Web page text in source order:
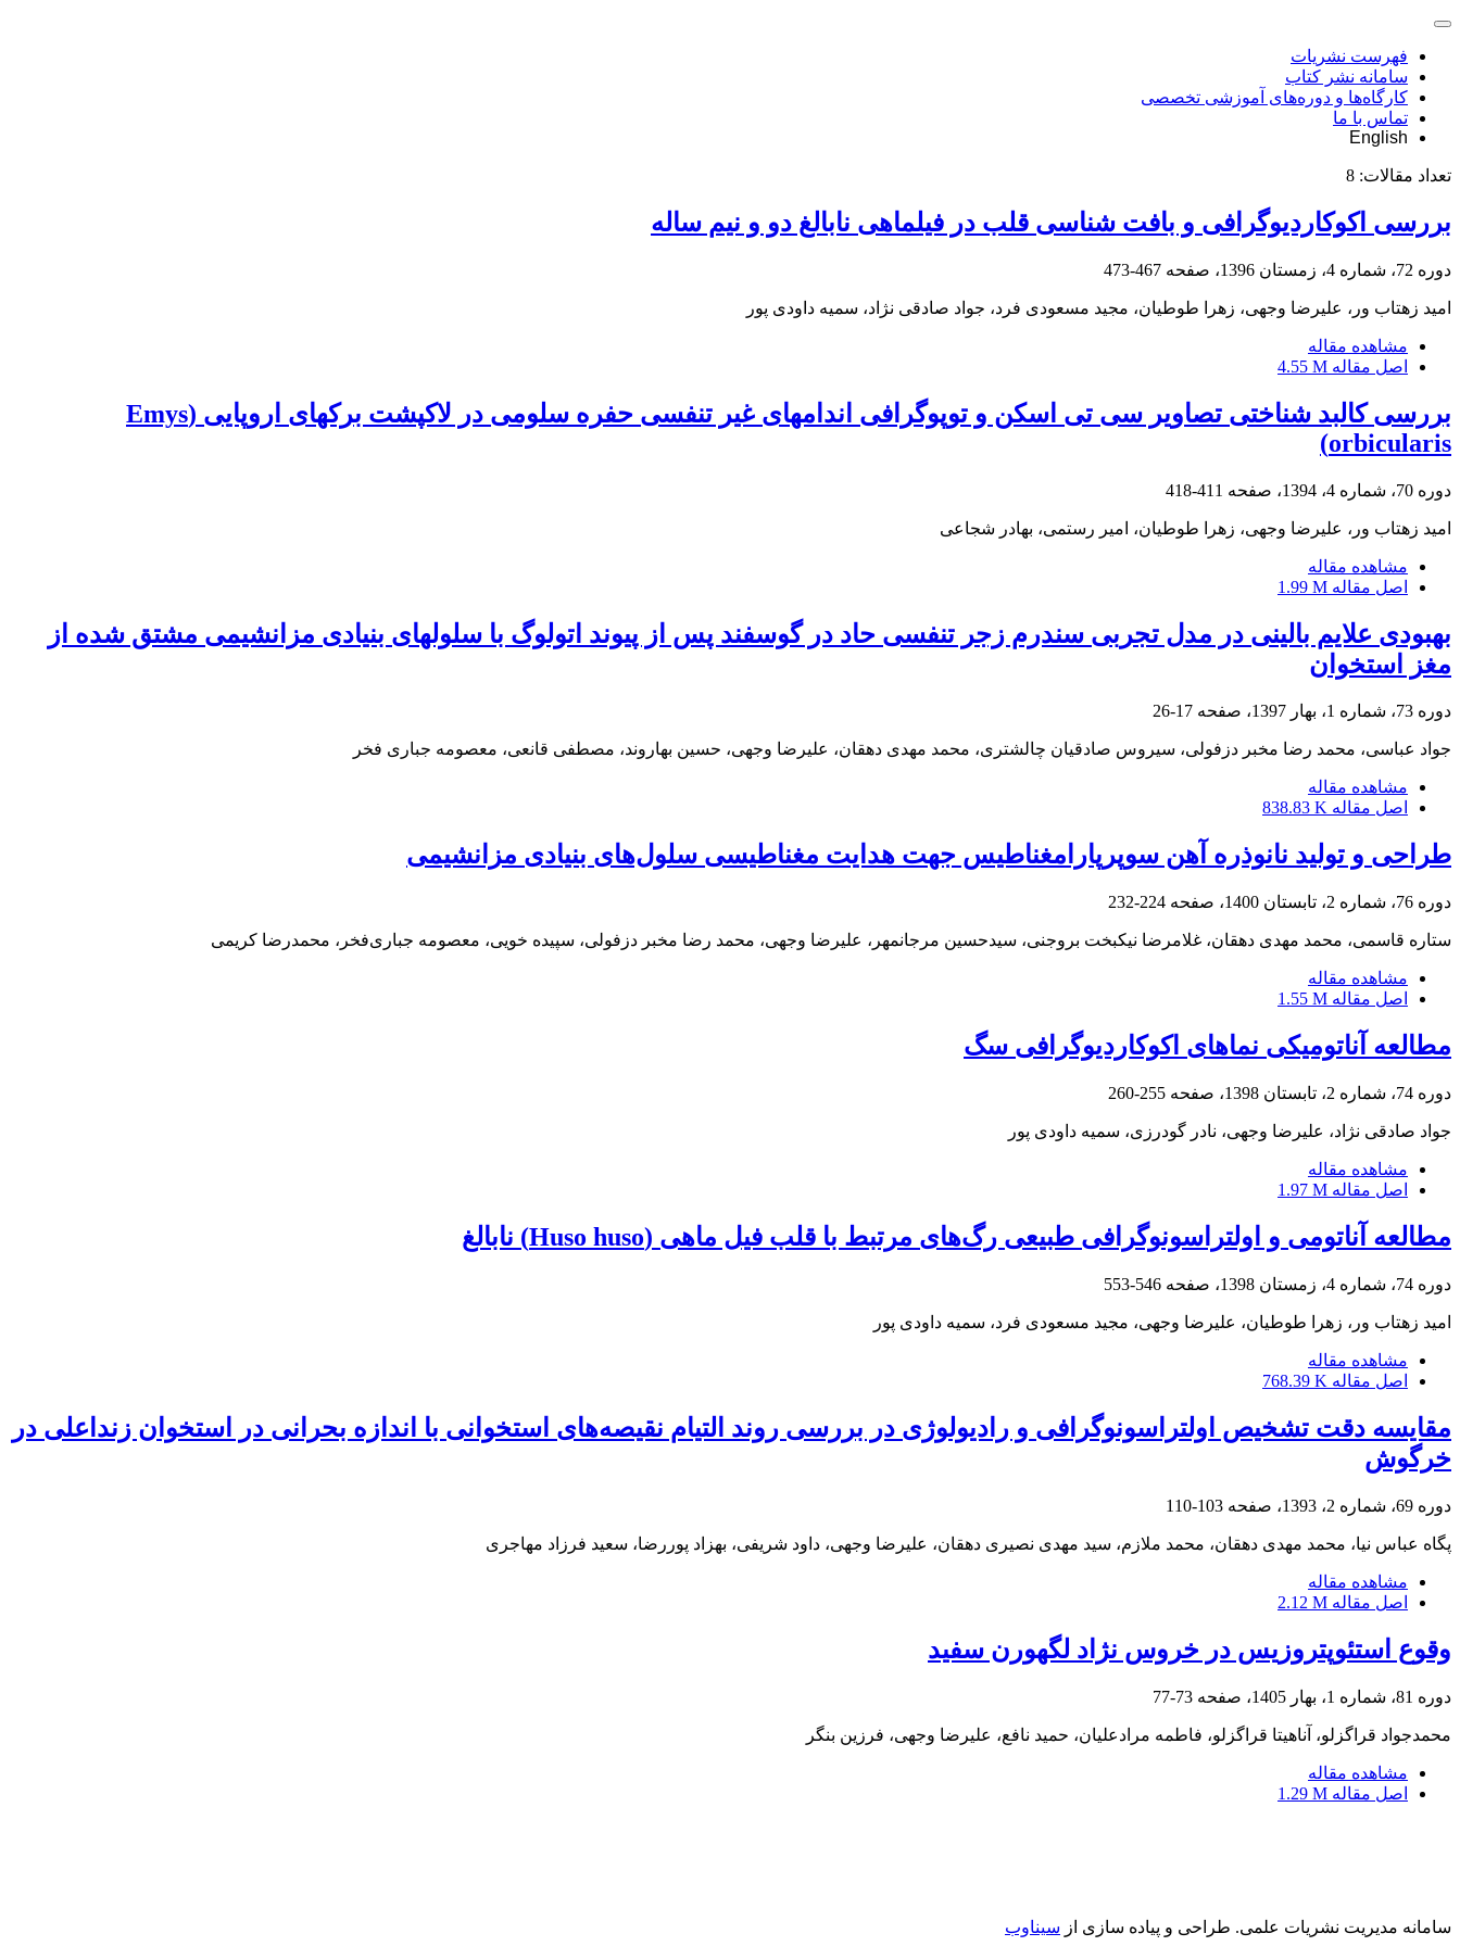
فهرست نشریات
سامانه نشر کتاب
کارگاه‌ها و دوره‌های آموزشی تخصصی
تماس با ما
English
تعداد مقالات: 8
بررسی اکوکاردیوگرافی و بافت شناسی قلب در فیلماهی نابالغ دو و نیم ساله
دوره 72، شماره 4، زمستان 1396، صفحه 467-473
امید زهتاب ور، علیرضا وجهی، زهرا طوطیان، مجید مسعودی فرد، جواد صادقی نژاد، سمیه داودی پور
مشاهده مقاله
اصل مقاله 4.55 M
بررسی کالبد شناختی تصاویر سی تی اسکن و توپوگرافی اندامهای غیر تنفسی حفره سلومی در لاکپشت برکهای اروپایی (Emys
orbicularis)
دوره 70، شماره 4، 1394، صفحه 411-418
امید زهتاب ور، علیرضا وجهی، زهرا طوطیان، امیر رستمی، بهادر شجاعی
مشاهده مقاله
اصل مقاله 1.99 M
بهبودی علایم بالینی در مدل تجربی سندرم زجر تنفسی حاد در گوسفند پس از پیوند اتولوگ با سلولهای بنیادی مزانشیمی مشتق شده از
مغز استخوان
دوره 73، شماره 1، بهار 1397، صفحه 17-26
جواد عباسی، محمد رضا مخبر دزفولی، سیروس صادقیان چالشتری، محمد مهدی دهقان، علیرضا وجهی، حسین بهاروند، مصطفی قانعی، معصومه جباری فخر
مشاهده مقاله
اصل مقاله 838.83 K
طراحی و تولید نانوذره آهن سوپرپارامغناطیس جهت هدایت مغناطیسی سلول‌های بنیادی مزانشیمی
دوره 76، شماره 2، تابستان 1400، صفحه 224-232
ستاره قاسمی، محمد مهدی دهقان، غلامرضا نیکبخت بروجنی، سیدحسین مرجانمهر، علیرضا وجهی، محمد رضا مخبر دزفولی، سپیده خویی، معصومه جباری‌فخر، محمدرضا کریمی
مشاهده مقاله
اصل مقاله 1.55 M
مطالعه آناتومیکی نماهای اکوکاردیوگرافی سگ
دوره 74، شماره 2، تابستان 1398، صفحه 255-260
جواد صادقی نژاد، علیرضا وجهی، نادر گودرزی، سمیه داودی پور
مشاهده مقاله
اصل مقاله 1.97 M
مطالعه آناتومی و اولتراسونوگرافی طبیعی رگ‌های مرتبط با قلب فیل ماهی (Huso huso) نابالغ
دوره 74، شماره 4، زمستان 1398، صفحه 546-553
امید زهتاب ور، زهرا طوطیان، علیرضا وجهی، مجید مسعودی فرد، سمیه داودی پور
مشاهده مقاله
اصل مقاله 768.39 K
مقایسه دقت تشخیص اولتراسونوگرافی و رادیولوژی در بررسی روند التیام نقیصه‌های استخوانی با اندازه بحرانی در استخوان زنداعلی در
خرگوش
دوره 69، شماره 2، 1393، صفحه 103-110
پگاه عباس نیا، محمد مهدی دهقان، محمد ملازم، سید مهدی نصیری دهقان، علیرضا وجهی، داود شریفی، بهزاد پوررضا، سعید فرزاد مهاجری
مشاهده مقاله
اصل مقاله 2.12 M
وقوع استئوپتروزیس در خروس نژاد لگهورن سفید
دوره 81، شماره 1، بهار 1405، صفحه 73-77
محمدجواد قراگزلو، آناهیتا قراگزلو، فاطمه مرادعلیان، حمید نافع، علیرضا وجهی، فرزین بنگر
مشاهده مقاله
اصل مقاله 1.29 M
سامانه مدیریت نشریات علمی. طراحی و پیاده سازی از سیناوب